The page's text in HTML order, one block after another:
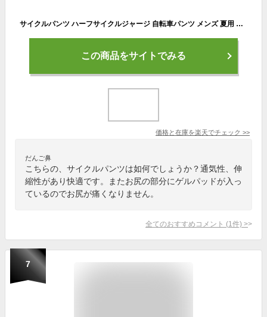
サイクルパンツ ハーフサイクルジャージ 自転車パンツ メンズ 夏用 短パン ハーフパンツ 送料無料 ロードバイク クロスバイク 衝撃吸収 ゲル入りパッド お尻の痛み軽減 レーサーパンツ 黒 通気性 伸縮性 自転車 サイクリング ウェア パンツ
この商品をサイトでみる
価格と在庫を楽天でチェック >>
だんご鼻
こちらの、サイクルパンツは如何でしょうか？通気性、伸
縮性があり快適です。またお尻の部分にゲルパッドが入っ
ているのでお尻が痛くなりません。
全てのおすすめコメント (1 件) >
7